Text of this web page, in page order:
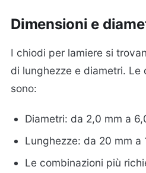
Dimensioni e
I chiodi per lamiere si
di lunghezze e diametri.
sono:
Diametri: da 2,0 mm a
Lunghezze: da 20 mm a
Le combinazioni più